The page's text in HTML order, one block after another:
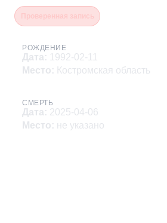
РОЖДЕНИЕ
Дата: 1992-02-11
Место: Костромская область
СМЕРТЬ
Дата: 2025-04-06
Место: не указано